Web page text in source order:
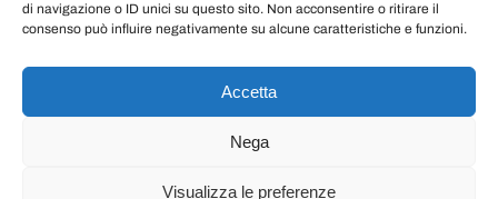
di navigazione o ID unici su questo sito. Non acconsentire o ritirare il
consenso può influire negativamente su alcune caratteristiche e funzioni.
Accetta
Nega
Visualizza le preferenze
Imballaggi